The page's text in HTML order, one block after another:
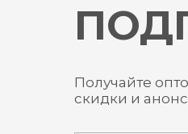
Получайте
скидки и